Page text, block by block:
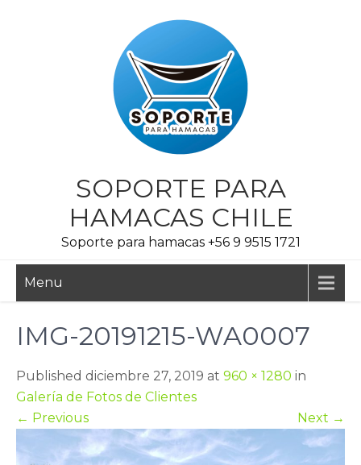
SOPORTE PARA
HAMACAS CHILE
Soporte para hamacas +56 9 9515 1721
Menu
IMG-20191215-WA0007
Published diciembre 27, 2019 at 960 × 1280 in
Galería de Fotos de Clientes
← Previous Next →